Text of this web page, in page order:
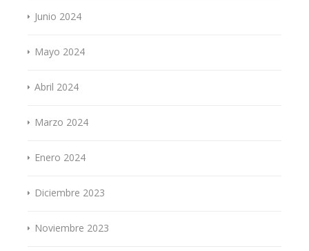
Junio 2024
Mayo 2024
Abril 2024
Marzo 2024
Enero 2024
Diciembre 2023
Noviembre 2023